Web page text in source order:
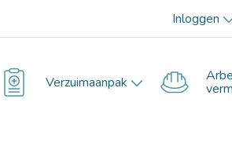
Inloggen
Verzuimaanpak